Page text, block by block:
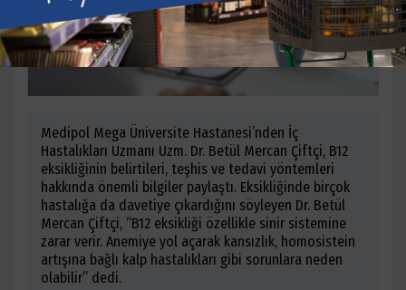
Medipol Mega Üniversite Hastanesi’nden İç
Hastalıkları Uzmanı Uzm. Dr. Betül Mercan Çiftçi, B12
eksikliğinin belirtileri, teşhis ve tedavi yöntemleri
hakkında önemli bilgiler paylaştı. Eksikliğinde birçok
hastalığa da davetiye çıkardığını söyleyen Dr. Betül
Mercan Çiftçi, “B12 eksikliği özellikle sinir sistemine
zarar verir. Anemiye yol açarak kansızlık, homosistein
artışına bağlı kalp hastalıkları gibi sorunlara neden
olabilir” dedi.